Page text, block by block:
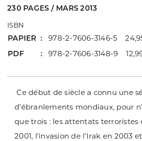
230 PAGES / MARS 2013
ISBN
PAPIER
978-2-7606-3146-5
PDF
978-2-7606-3148-9
Ce début de siècle a connu une
d’ébranlements mondiaux, pour
que trois : les attentats terroristes
2001, l’invasion de l’Irak en 2003